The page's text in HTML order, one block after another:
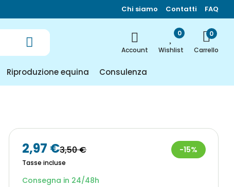
Chi siamo Contatti FAQ
Account Wishlist
0
0
Carrello
Riproduzione equina Consulenza
2,97 €3,50 €
Tasse incluse
-15%
Consegna in 24/48h